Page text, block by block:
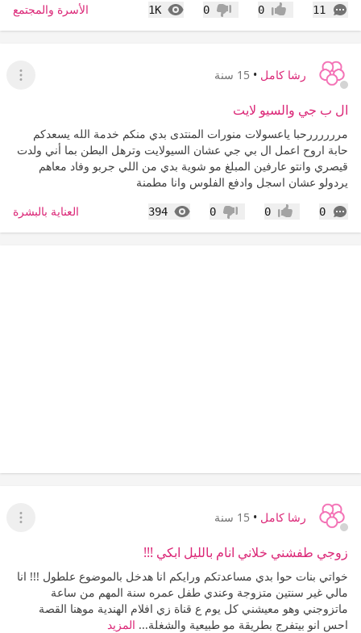
11
التعليقات إعجاب0 عدم إعجاب
0
1K
المشاهدات الأسرة والمجتمع
رشا كامل • 15 سنة
عرض
ال ب جي والسيو لايت
مررررررحبا ياعسولات منورات المنتدى بدي منكم خدمة الله يسعدكم
حابة اروح اعمل ال بي جي عشان السيولايت وترهل البطن بما أني ولدت
قيصري وانتو عارفين المبلغ مو شوية بدي من اللي جربو وفاد معاهم
يردولو عشان اسجل وادفع الفلوس وانا مطمنة
0
التعليقات إعجاب0 عدم إعجاب
0
394
المشاهدات العناية بالبشرة
رشا كامل • 15 سنة
عرض
زوجي طفشني خلاني انام بالليل ابكي !!!
خواتي بنات حوا بدي مساعدتكم ورايكم انا هدخل بالموضوع علطول !!! انا
مالي غير سنتين متزوجة وعندي طفل عمره سنة المهم من ساعة
ماتزوجني وهو معيشني كل يوم ع قناة زي افلام الهندية موهنا القصة
احس انو بيتفرج بطريقة مو طبيعية والشغلة... المزيد